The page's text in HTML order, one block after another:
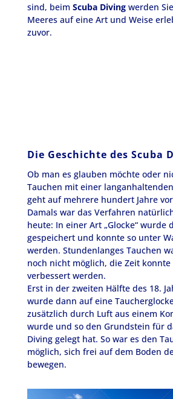
sind, beim Scuba Divingwerden
Meeres auf eine Art und Weise
zuvor.
Die Geschichte des Scuba
Ob man es glauben möchte oder
Tauchen mit einer
geht auf mehrere hundert Jahre
Damals war das Verfahren
heute: In einer Art „Glocke“ wurde
gespeichert und konnte so unter
werden. Stundenlanges Tauchen
noch nicht möglich, die Zeit
verbessert werden.
Erst in der zweiten Hälfte des 18.
wurde dann auf eine
zusätzlich durch Luft aus einem
wurde und so den Grundstein für
Diving gelegt hat. So war es den
möglich, sich frei auf dem Boden
bewegen.